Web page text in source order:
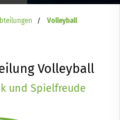
Volleyball
Volleyball
und Spielfreude